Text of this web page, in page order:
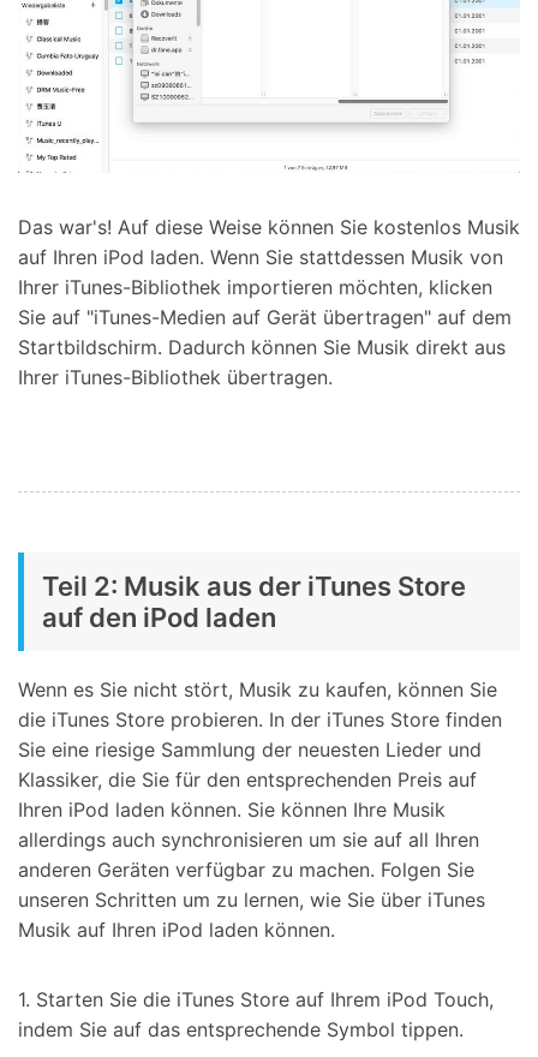
Das war's! Auf diese Weise können Sie kostenlos Musik
auf Ihren iPod laden. Wenn Sie stattdessen Musik von
Ihrer iTunes-Bibliothek importieren möchten, klicken
Sie auf "iTunes-Medien auf Gerät übertragen" auf dem
Startbildschirm. Dadurch können Sie Musik direkt aus
Ihrer iTunes-Bibliothek übertragen.
Teil 2: Musik aus der iTunes Store
auf den iPod laden
Wenn es Sie nicht stört, Musik zu kaufen, können Sie
die iTunes Store probieren. In der iTunes Store finden
Sie eine riesige Sammlung der neuesten Lieder und
Klassiker, die Sie für den entsprechenden Preis auf
Ihren iPod laden können. Sie können Ihre Musik
allerdings auch synchronisieren um sie auf all Ihren
anderen Geräten verfügbar zu machen. Folgen Sie
unseren Schritten um zu lernen, wie Sie über iTunes
Musik auf Ihren iPod laden können.
1. Starten Sie die iTunes Store auf Ihrem iPod Touch,
indem Sie auf das entsprechende Symbol tippen.